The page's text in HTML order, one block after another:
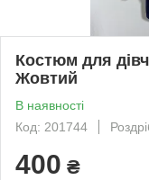
Костюм для
Жовтий
В наявності
Код: 201744
400 ₴